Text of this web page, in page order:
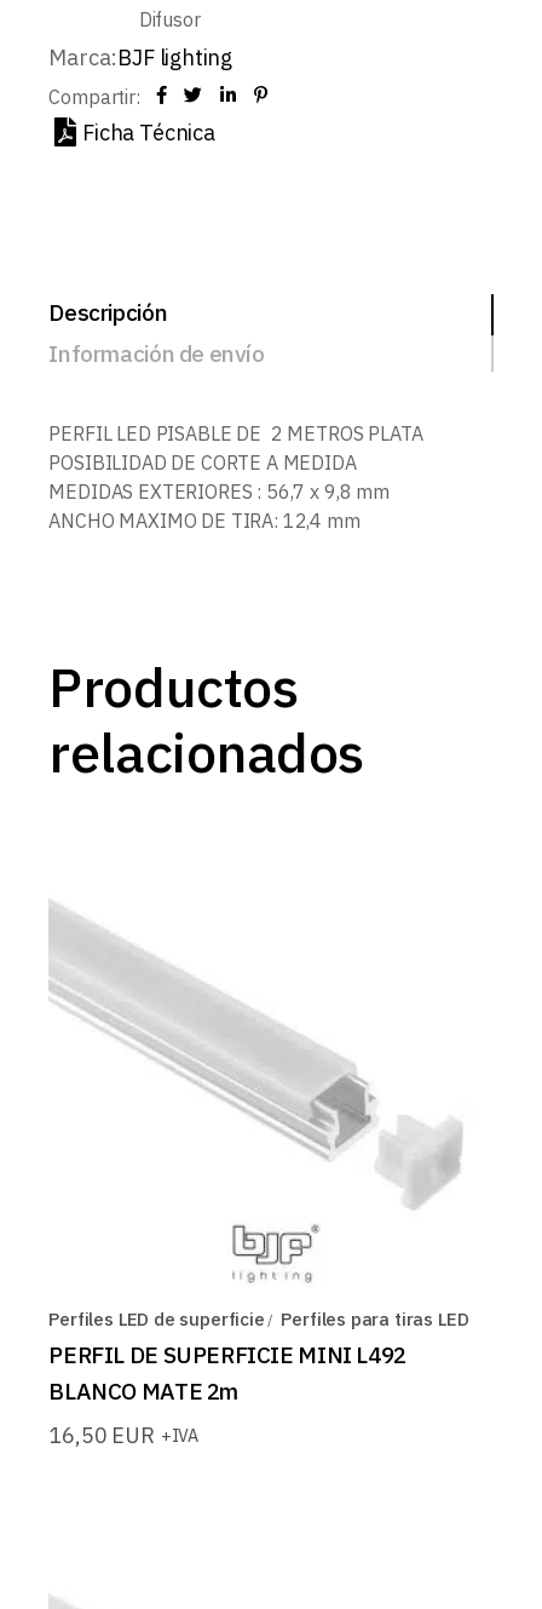
Difusor
Marca:BJF lighting
Compartir:
Ficha Técnica
Descripción
Información de envío
PERFIL LED PISABLE DE 2 METROS PLATA
POSIBILIDAD DE CORTE A MEDIDA
MEDIDAS EXTERIORES : 56,7 x 9,8 mm
ANCHO MAXIMO DE TIRA: 12,4 mm
Productos
relacionados
Perfiles LED de superficie Perfiles para tiras LED
PERFIL DE SUPERFICIE MINI L492
BLANCO MATE 2m
16,50 EUR +IVA